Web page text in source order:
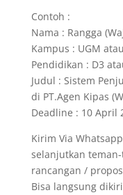
Contoh :
Nama : Rangga
Kampus : UGM
Pendidikan : D3
Judul : Sistem
di PT.Agen Kipas
Deadline : 10 April
Kirim Via
selanjutkan
rancangan /
Bisa langsung